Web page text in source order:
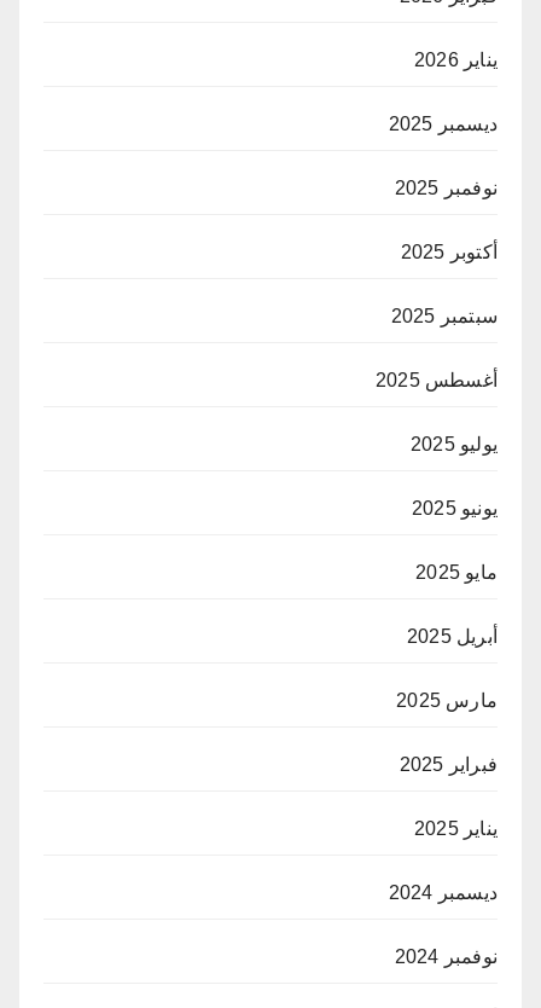
يناير 2026
ديسمبر 2025
نوفمبر 2025
أكتوبر 2025
سبتمبر 2025
أغسطس 2025
يوليو 2025
يونيو 2025
مايو 2025
أبريل 2025
مارس 2025
فبراير 2025
يناير 2025
ديسمبر 2024
نوفمبر 2024